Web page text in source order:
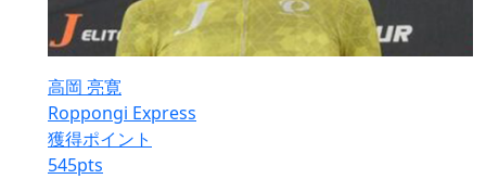
高岡 亮寛
Roppongi Express
獲得ポイント
545pts